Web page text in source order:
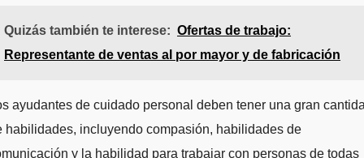
Quizás también te interese: Ofertas de trabajo:
Representante de ventas al por mayor y de fabricación
ayudantes de cuidado personal deben tener una gran
habilidades, incluyendo compasión, habilidades de
y la habilidad para trabajar con personas de todas